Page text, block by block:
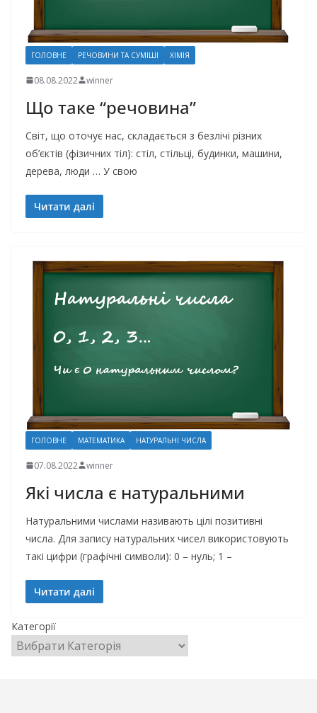
ГОЛОВНЕ РЕЧОВИНИ ТА СУМІШІ ХІМІЯ
08.08.2022 winner
Що таке “речовина”
Світ, що оточує нас, складається з безлічі різних
об’єктів (фізичних тіл): стіл, стільці, будинки, машини,
дерева, люди … У свою
Читати далі
ГОЛОВНЕ МАТЕМАТИКА НАТУРАЛЬНІ ЧИСЛА
07.08.2022 winner
Які числа є натуральними
Натуральними числами називають цілі позитивні
числа. Для запису натуральних чисел використовують
такі цифри (графічні символи): 0 – нуль; 1 –
Читати далі
Категорії